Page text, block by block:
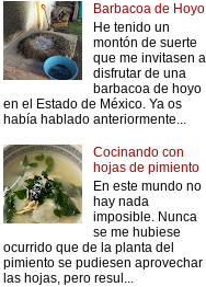
Barbacoa de Hoyo
He tenido un
montón de suerte
que me invitasen a
disfrutar de una
barbacoa de hoyo
en el Estado de México. Ya os
había hablado anteriormente...
Cocinando con
hojas de pimiento
En este mundo no
hay nada
imposible. Nunca
se me hubiese
ocurrido que de la planta del
pimiento se pudiesen aprovechar
las hojas, pero resul...